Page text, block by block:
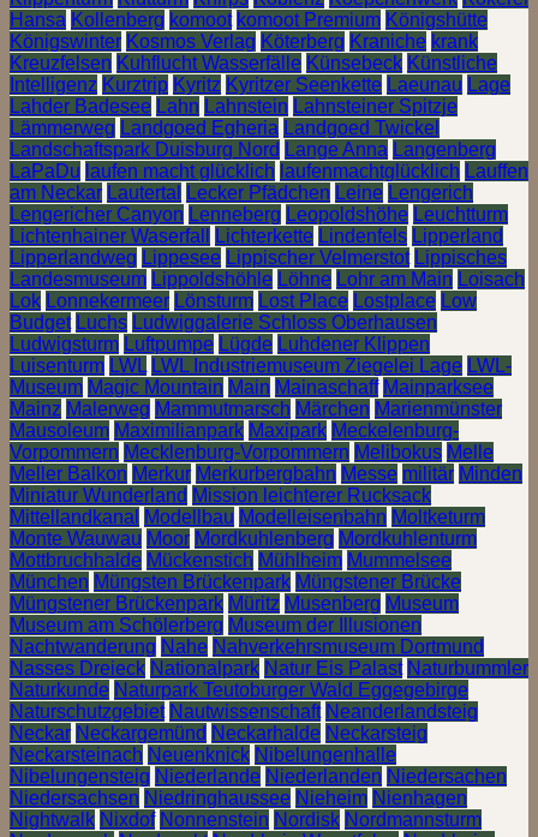
Hansa Kollenberg komoot komoot Premium Königshütte
Königswinter Kosmos Verlag Köterberg Kraniche krank
Kreuzfelsen Kuhflucht Wasserfälle Künsebeck Künstliche
Intelligenz Kurztrip Kyritz Kyritzer Seenkette Laeunau Lage
Lahder Badesee Lahn Lahnstein Lahnsteiner Spitzje
Lämmerweg Landgoed Egheria Landgoed Twickel
Landschaftspark Duisburg Nord Lange Anna Langenberg
LaPaDu laufen macht glücklich laufenmachtglücklich Lauffen
am Neckar Lautertal Lecker Pfädchen Leine Lengerich
Lengericher Canyon Lenneberg Leopoldshöhe Leuchtturm
Lichtenhainer Waserfall
Lichterkette Lindenfels Lipperland
Lipperlandweg Lippesee Lippischer Velmerstot Lippisches
Landesmuseum Lippoldshöhle Löhne Lohr am Main Loisach
Lok Lonnekermeer Lönsturm Lost Place Lostplace Low
Budget Luchs Ludwiggalerie Schloss Oberhausen
Ludwigsturm Luftpumpe Lügde Luhdener Klippen
Luisenturm LWL LWL Industriemuseum Ziegelei Lage LWL-
Museum Magic Mountain Main Mainaschaff Mainparksee
Mainz Malerweg Mammutmarsch Märchen Marienmünster
Mausoleum Maximilianpark Maxipark Meckelenburg-
Vorpommern Mecklenburg-Vorpommern Melibokus Melle
Meller Balkon Merkur Merkurbergbahn Messe militär Minden
Miniatur Wunderland Mission leichterer Rucksack
Mittellandkanal
Modellbau Modelleisenbahn Moltketurm
Monte Wauwau Moor Mordkuhlenberg Mordkuhlenturm
Mottbruchhalde Mückenstich Mühlheim Mummelsee
München Müngsten Brückenpark Müngstener Brücke
Müngstener Brückenpark Müritz Musenberg Museum
Museum am Schölerberg Museum der Illusionen
Nachtwanderung Nahe Nahverkehrsmuseum Dortmund
Nasses Dreieck Nationalpark Natur Eis Palast Naturbummler
Naturkunde Naturpark Teutoburger Wald Eggegebirge
Naturschutzgebiet Nautwissenschaft Neanderlandsteig
Neckar Neckargemünd Neckarhalde Neckarsteig
Neckarsteinach Neuenknick Nibelungenhalle
Nibelungensteig Niederlande Niederlanden Niedersachen
Niedersachsen Niedringhaussee Nieheim Nienhagen
Nightwalk Nixdof Nonnenstein Nordisk Nordmannsturm